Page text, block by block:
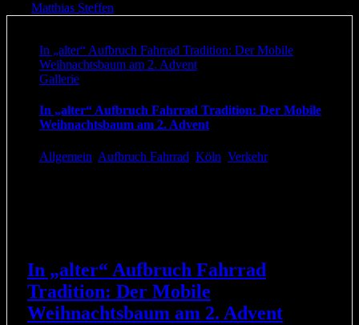
Matthias Steffen
In „alter“ Aufbruch Fahrrad Tradition: Der Mobile
Weihnachtsbaum am 2. Advent
Gallerie
In „alter“ Aufbruch Fahrrad Tradition: Der Mobile
Weihnachtsbaum am 2. Advent
Allgemein Aufbruch Fahrrad Köln Verkehr
In „alter“ Aufbruch Fahrrad
Tradition: Der Mobile
Weihnachtsbaum am 2. Advent